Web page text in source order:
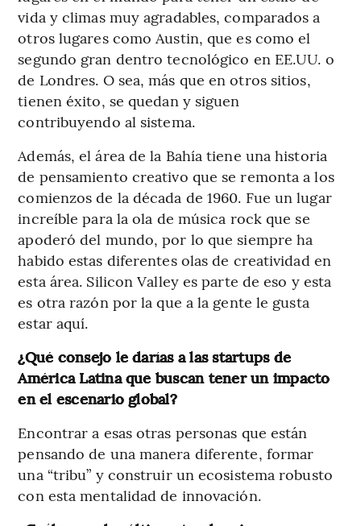
vida y climas muy agradables, comparados a
otros lugares como Austin, que es como el
segundo gran dentro tecnológico en EE.UU. o
de Londres. O sea, más que en otros sitios,
tienen éxito, se quedan y siguen
contribuyendo al sistema.
Además, el área de la Bahía tiene una historia
de pensamiento creativo que se remonta a los
comienzos de la década de 1960. Fue un lugar
increíble para la ola de música rock que se
apoderó del mundo, por lo que siempre ha
habido estas diferentes olas de creatividad en
esta área. Silicon Valley es parte de eso y esta
es otra razón por la que a la gente le gusta
estar aquí.
¿Qué consejo le darías a las startups de
América Latina que buscan tener un impacto
en el escenario global?
Encontrar a esas otras personas que están
pensando de una manera diferente, formar
una “tribu” y construir un ecosistema robusto
con esta mentalidad de innovación.